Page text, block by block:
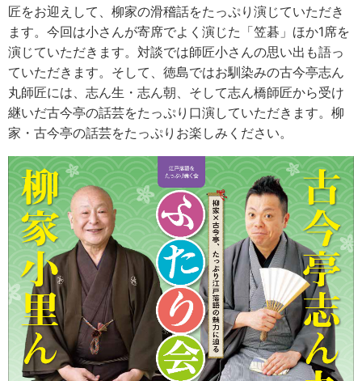
匠をお迎えして、柳家の滑稽話をたっぷり演じていただき
ます。今回は小さんが寄席でよく演じた「笠碁」ほか1席を
演じていただきます。対談では師匠小さんの思い出も語っ
ていただきます。そして、徳島ではお馴染みの古今亭志ん
丸師匠には、志ん生・志ん朝、そして志ん橋師匠から受け
継いだ古今亭の話芸をたっぷり口演していただきます。柳
家・古今亭の話芸をたっぷりお楽しみください。